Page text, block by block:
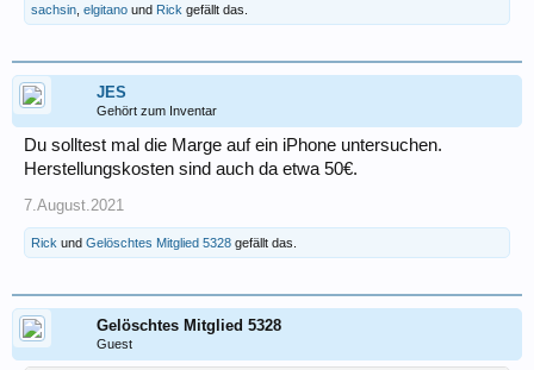
sachsin elgitano und Rick gefällt das.
JES
Gehört zum Inventar
Du solltest mal die Marge auf ein iPhone untersuchen.
Herstellungskosten sind auch da etwa 50€.
7.August.2021
Rick und Gelöschtes Mitglied 5328 gefällt das.
Gelöschtes Mitglied 5328
Guest